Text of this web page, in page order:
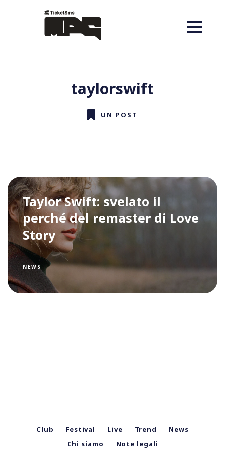
taylorswift
UN POST
Taylor Swift: svelato il
perché del remaster di Love
Story
NEWS
Club Festival Live Trend
News
Chi siamo
Note legali